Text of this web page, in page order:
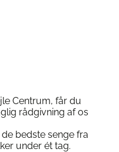
Centrum, får du
rådgivning af os
bedste senge fra
under ét tag.